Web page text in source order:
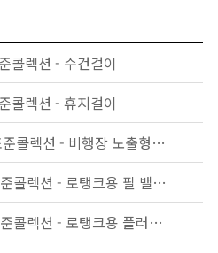
콜렉션 - 수건걸이
콜렉션 - 휴지걸이
KS W 5031 인증표준콜렉션 - 비행장 노출형 진입등 및 활주로 말단등/말단연장등/종단등
KS B 1588 인증표준콜렉션 - 로탱크용 필 밸브(볼탭)
KS B 1589 인증표준콜렉션 - 로탱크용 플러시 밸브(사이펀)